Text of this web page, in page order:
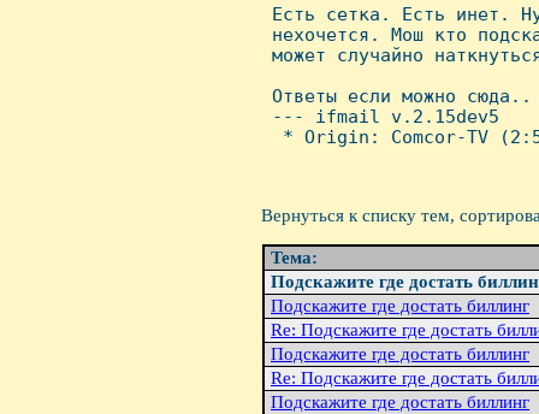
Есть сетка. Есть инет.
нехочется. Мош кто
может случайно
Ответы если можно сюда..
--- ifmail v.2.15dev5
* Origin: Comcor-TV
Вернуться к списку тем,
Тема:
Подскажите где достать
Подскажите где достать биллинг
Re: Подскажите где достать
Подскажите где достать биллинг
Re: Подскажите где достать
Подскажите где достать биллинг